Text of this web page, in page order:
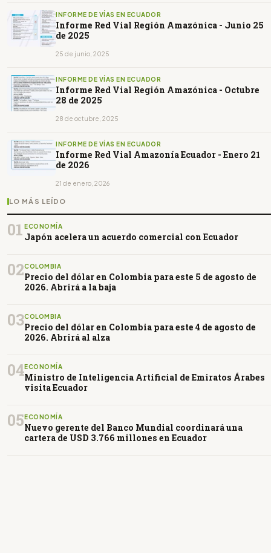
INFORME DE VÍAS EN ECUADOR
Informe Red Vial Región Amazónica - Junio 25
de 2025
25 de junio, 2025
INFORME DE VÍAS EN ECUADOR
Informe Red Vial Región Amazónica - Octubre
28 de 2025
28 de octubre, 2025
INFORME DE VÍAS EN ECUADOR
Informe Red Vial Amazonía Ecuador - Enero 21
de 2026
21 de enero, 2026
LO MÁS LEÍDO
01 ECONOMÍA
Japón acelera un acuerdo comercial con Ecuador
02COLOMBIA
Precio del dólar en Colombia para este 5 de agosto de
2026. Abrirá a la baja
03COLOMBIA
Precio del dólar en Colombia para este 4 de agosto de
2026. Abrirá al alza
04ECONOMÍA
Ministro de Inteligencia Artificial de Emiratos Árabes
visita Ecuador
05ECONOMÍA
Nuevo gerente del Banco Mundial coordinará una
cartera de USD 3.766 millones en Ecuador